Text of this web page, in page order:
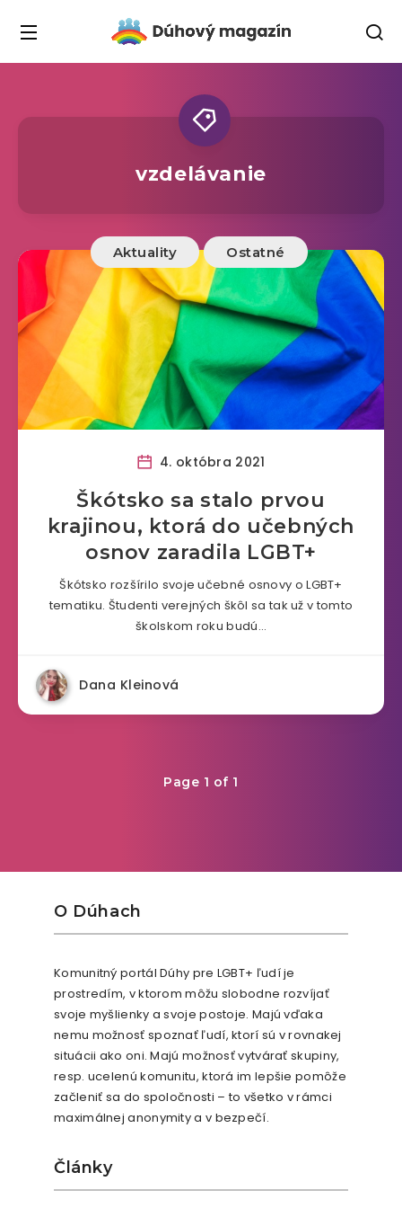
vzdelávanie
Aktuality Ostatné
4. októbra 2021
Škótsko sa stalo prvou
krajinou, ktorá do učebných
osnov zaradila LGBT+
Škótsko rozšírilo svoje učebné osnovy o LGBT+
tematiku. Študenti verejných škôl sa tak už v tomto
školskom roku budú…
Dana Kleinová
Page 1 of 1
O Dúhach
Komunitný portál Dúhy pre LGBT+ ľudí je
prostredím, v ktorom môžu slobodne rozvíjať
svoje myšlienky a svoje postoje. Majú vďaka
nemu možnosť spoznať ľudí, ktorí sú v rovnakej
situácii ako oni. Majú možnosť vytvárať skupiny,
resp. ucelenú komunitu, ktorá im lepšie pomôže
začleniť sa do spoločnosti – to všetko v rámci
maximálnej anonymity a v bezpečí.
Články